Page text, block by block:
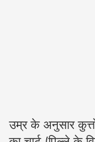
उम्र के अनुसार